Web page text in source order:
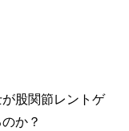
股関節レントゲ
か？